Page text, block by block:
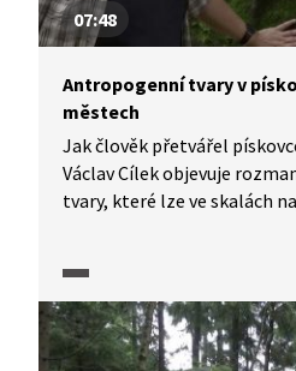
07:48
Antropogenní tvary v
městech
Jak člověk přetvářel
Václav Cílek objevuje
tvary, které lze ve skalách